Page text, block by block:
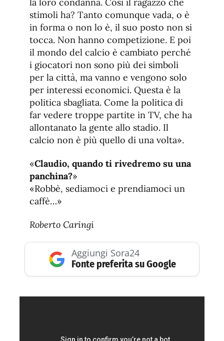
la loro condanna. Così il ragazzo che
stimoli ha? Tanto comunque vada, o è
in forma o non lo è, il suo posto non si
tocca. Non hanno competizione. E poi
il mondo del calcio è cambiato perché
i giocatori non sono più dei simboli
per la città, ma vanno e vengono solo
per interessi economici. Questa è la
politica sbagliata. Come la politica di
far vedere troppe partite in TV, che ha
allontanato la gente allo stadio. Il
calcio non è più quello di una volta».
«Claudio, quando ti rivedremo su una
panchina?»
«Robbè, sediamoci e prendiamoci un
caffè…»
Roberto Caringi
Aggiungi Sora24
Fonte preferita su Google